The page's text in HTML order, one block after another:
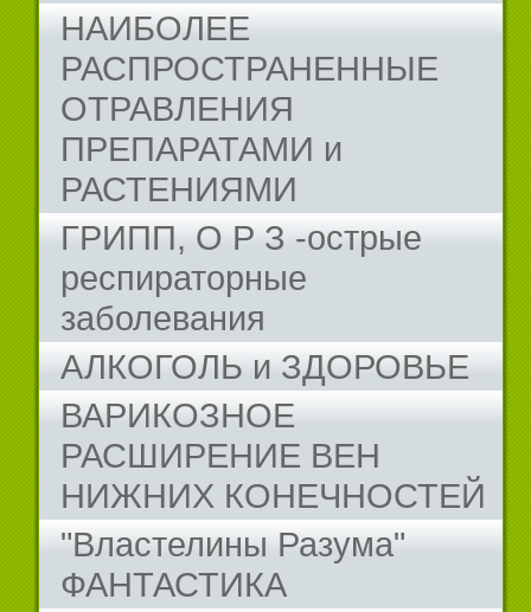
НАИБОЛЕЕ
РАСПРОСТРАНЕННЫЕ
ОТРАВЛЕНИЯ
ПРЕПАРАТАМИ и
РАСТЕНИЯМИ
ГРИПП, О Р З -острые
респираторные
заболевания
АЛКОГОЛЬ и ЗДОРОВЬЕ
ВАРИКОЗНОЕ
РАСШИРЕНИЕ ВЕН
НИЖНИХ КОНЕЧНОСТЕЙ
"Властелины Разума"
ФАНТАСТИКА